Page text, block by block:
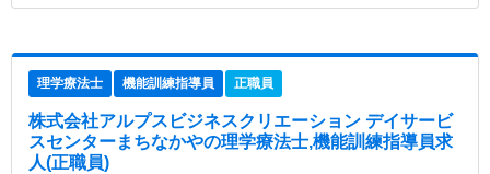
理学療法士 機能訓練指導員 正職員
株式会社アルプスビジネスクリエーション デイサービ
スセンターまちなかやの理学療法士,機能訓練指導員求
人(正職員)